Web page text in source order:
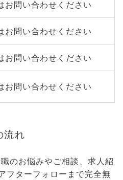
お問い合わせください
お問い合わせください
お問い合わせください
お問い合わせください
流れ
のお悩みやご相談、求人紹
フターフォローまで完全無